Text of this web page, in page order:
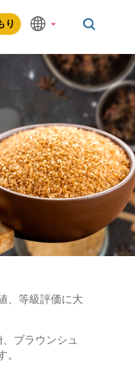
り
、等級評価に大
ブラウンシュ